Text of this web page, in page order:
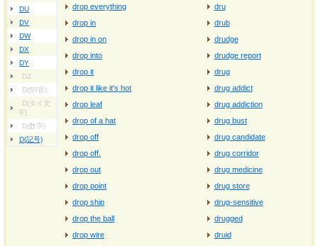
DU
DV
DW
DX
DY
DZ
D(50音)
D(タイ文
字)
D(数字)
D(記号)
drop everything
drop in
drop in on
drop into
drop it
drop it like it's hot
drop leaf
drop of a hat
drop off
drop off.
drop out
drop point
drop ship
drop the ball
drop wire
dru
drub
drudge
drudge report
drug
drug addict
drug addiction
drug bust
drug candidate
drug corridor
drug medicine
drug store
drug-sensitive
drugged
druid